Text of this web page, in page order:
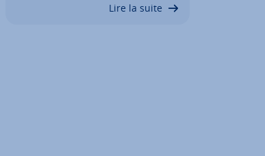
Lire la suite